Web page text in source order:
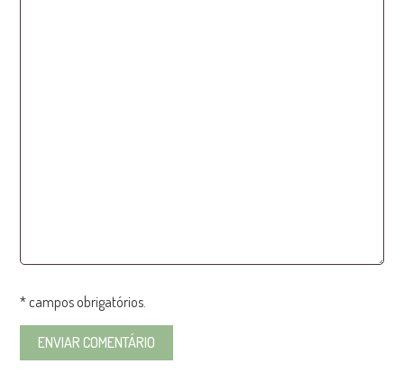
* campos obrigatórios.